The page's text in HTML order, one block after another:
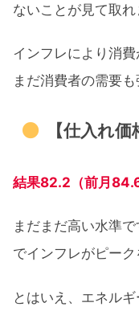
ないことが見て取れ
インフレにより消費
まだ消費者の需要も
【仕入れ価
結果82.2（前月84.6
まだまだ高い水準
でインフレがピーク
とはいえ、エネル